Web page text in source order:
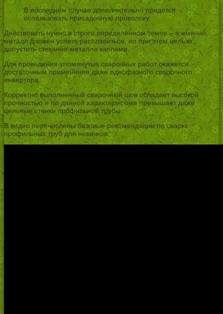
В последнем случае дополнительно придётся
использовать присадочную проволоку.
Действовать нужно в строго определённом темпе – а именно,
металл должен успеть расплавиться, но при этом нельзя
допустить стекания металла каплями.
Для проведения упомянутых сварочных работ окажется
достаточным применение даже однофазного сварочного
инвертора.
Корректно выполненный сварочный шов обладает высокой
прочностью и по данной характеристике превышает даже
цельные стенки профильной трубы.
В видео перечислены базовые рекомендации по сварке
профильных труб для новичков: